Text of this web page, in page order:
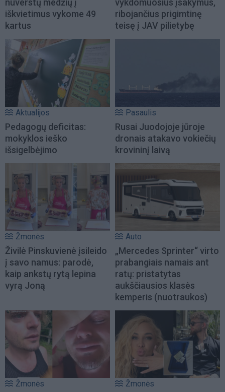
nuverstų medžių į
iškvietimus vykome 49
kartus
vykdomuosius įsakymus,
ribojančius prigimtinę
teisę į JAV pilietybę
Aktualijos
Pedagogų deficitas:
mokyklos ieško
išsigelbėjimo
Pasaulis
Rusai Juodojoje jūroje
dronais atakavo vokiečių
krovininį laivą
Žmonės
Živilė Pinskuvienė įsileido
į savo namus: parodė,
kaip ankstų rytą lepina
vyrą Joną
Auto
„Mercedes Sprinter“ virto
prabangiais namais ant
ratų: pristatytas
aukščiausios klasės
kemperis (nuotraukos)
Žmonės Žmonės